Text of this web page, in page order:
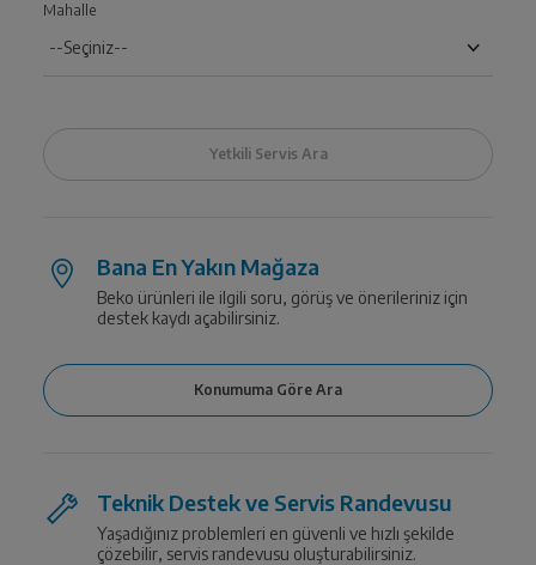
Mahalle
Bana En Yakın Mağaza
Beko ürünleri ile ilgili soru, görüş ve önerileriniz için
destek kaydı açabilirsiniz.
Teknik Destek ve Servis Randevusu
Yaşadığınız problemleri en güvenli ve hızlı şekilde
çözebilir, servis randevusu oluşturabilirsiniz.